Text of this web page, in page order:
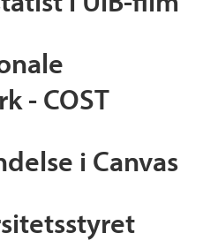
- COST
i Canvas